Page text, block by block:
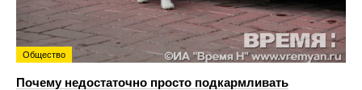
Общество
Почему недостаточно просто подкармливать